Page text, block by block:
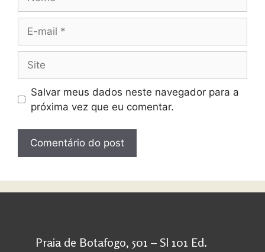
Salvar meus dados neste navegador para a
próxima vez que eu comentar.
Praia de Botafogo, 501 – Sl 101 Ed.